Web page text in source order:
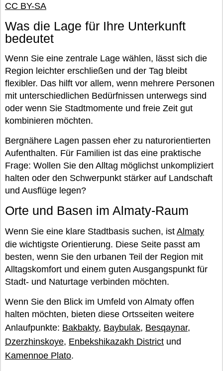
CC BY-SA
Was die Lage für Ihre Unterkunft
bedeutet
Wenn Sie eine zentrale Lage wählen, lässt sich die
Region leichter erschließen und der Tag bleibt
flexibler. Das hilft vor allem, wenn mehrere Personen
mit unterschiedlichen Bedürfnissen unterwegs sind
oder wenn Sie Stadtmomente und freie Zeit gut
kombinieren möchten.
Bergnähere Lagen passen eher zu naturorientierten
Aufenthalten. Für Familien ist das eine praktische
Frage: Wollen Sie den Alltag möglichst unkompliziert
halten oder den Schwerpunkt stärker auf Landschaft
und Ausflüge legen?
Orte und Basen im Almaty-Raum
Wenn Sie eine klare Stadtbasis suchen, ist Almaty
die wichtigste Orientierung. Diese Seite passt am
besten, wenn Sie den urbanen Teil der Region mit
Alltagskomfort und einem guten Ausgangspunkt für
Stadt- und Naturtage verbinden möchten.
Wenn Sie den Blick im Umfeld von Almaty offen
halten möchten, bieten diese Ortsseiten weitere
Anlaufpunkte: Bakbakty, Baybulak, Besqaynar,
Dzerzhinskoye, Enbekshikazakh District und
Kamennoe Plato.